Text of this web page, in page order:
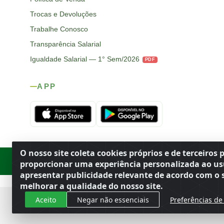
O nosso site coleta cookies próprios e de terceiros
proporcionar uma experiência personalizada ao
apresentar publicidade relevante de acordo com o
melhorar a qualidade do nosso site.
Aceito Negar não essenciais Preferências de
Trocas e Devoluções
Trabalhe Conosco
Transparência Salarial
Igualdade Salarial — 1° Sem/2026
PDF
APP
Rod. SP-215, s/n, km 98 — Área Rural Porto Ferreira/ ·